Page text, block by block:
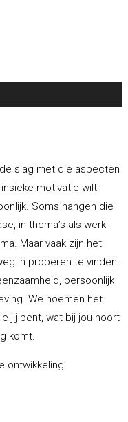
slag met die aspecten
motivatie wilt
Soms hangen die
in thema’s als werk-
Maar vaak zijn het
in proberen te vinden.
persoonlijk
We noemen het
jij bent, wat bij jou hoort
komt.